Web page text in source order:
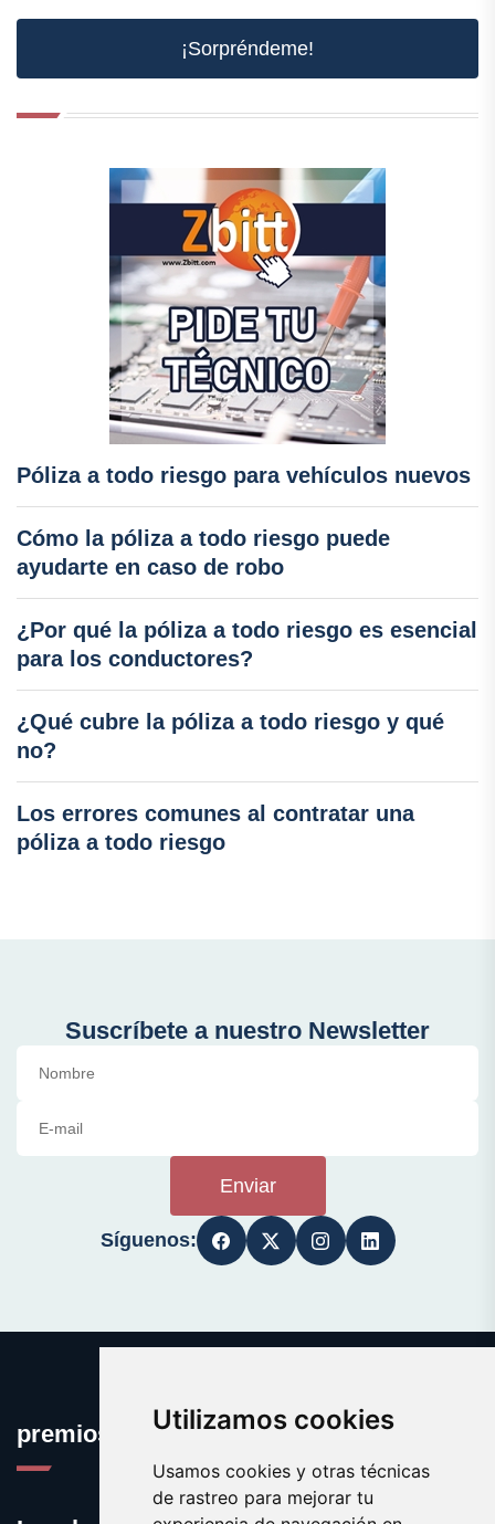
Utilizamos cookies
Usamos cookies y otras técnicas
de rastreo para mejorar tu
¡Sorpréndeme!
Póliza a todo riesgo para vehículos nuevos
Cómo la póliza a todo riesgo puede
ayudarte en caso de robo
¿Por qué la póliza a todo riesgo es esencial
para los conductores?
¿Qué cubre la póliza a todo riesgo y qué
no?
Los errores comunes al contratar una
póliza a todo riesgo
Suscríbete a nuestro Newsletter
Enviar
Síguenos:
premioseguro.com